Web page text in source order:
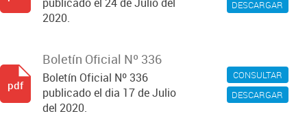
DESCARGAR
2020.
CONSULTAR
DESCARGAR
Boletín Oficial Nº 336
Boletín Oficial Nº 336
publicado el dia 17 de Julio
del 2020.
pdf